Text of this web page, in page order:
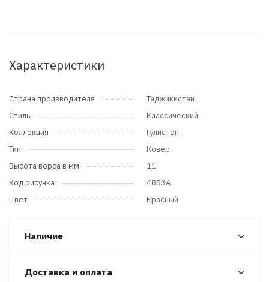
Характеристики
Страна производителя
Таджикистан
Стиль
Классический
Коллекция
Гулистон
Тип
Ковер
Высота ворса в мм
11
Код рисунка
4853A
Цвет
Красный
Наличие
Доставка и оплата